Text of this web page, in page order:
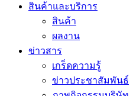
สินค้าและบริการ
สินค้า
ผลงาน
ข่าวสาร
เกร็ดความรู้
ข่าวประชาสัมพันธ์